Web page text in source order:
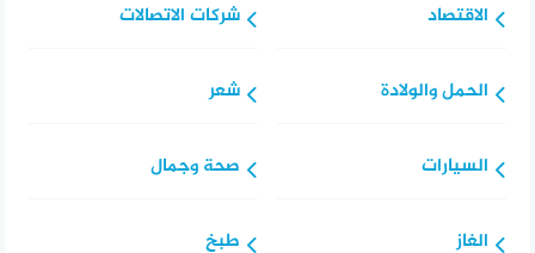
الاقتصاد
الحمل والولادة
السيارات
الغاز
شركات الاتصالات
شعر
صحة وجمال
طبخ